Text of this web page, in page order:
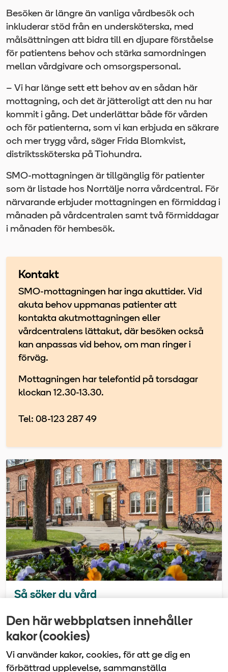
Den här webbplatsen innehåller
kakor (cookies)
Vi använder kakor, cookies, för att ge dig en
förbättrad upplevelse, sammanställa
Besöken är längre än vanliga vårdbesök och
inkluderar stöd från en undersköterska, med
målsättningen att bidra till en djupare förståelse
för patientens behov och stärka samordningen
mellan vårdgivare och omsorgspersonal.
– Vi har länge sett ett behov av en sådan här
mottagning, och det är jätteroligt att den nu har
kommit i gång. Det underlättar både för vården
och för patienterna, som vi kan erbjuda en säkrare
och mer trygg vård, säger Frida Blomkvist,
distriktssköterska på Tiohundra.
SMO-mottagningen är tillgänglig för patienter
som är listade hos Norrtälje norra vårdcentral. För
närvarande erbjuder mottagningen en förmiddag i
månaden på vårdcentralen samt två förmiddagar
i månaden för hembesök.
Kontakt
SMO-mottagningen har inga akuttider. Vid
akuta behov uppmanas patienter att
kontakta akutmottagningen eller
vårdcentralens lättakut, där besöken också
kan anpassas vid behov, om man ringer i
förväg.
Mottagningen har telefontid på torsdagar
klockan 12.30-13.30.
Tel: 08-123 287 49
Så söker du vård
Alltid öppet, 1177, vårdcentralen, närakuten
eller akuten? Här finns information om var du
kan vända dig för att få hjälp.